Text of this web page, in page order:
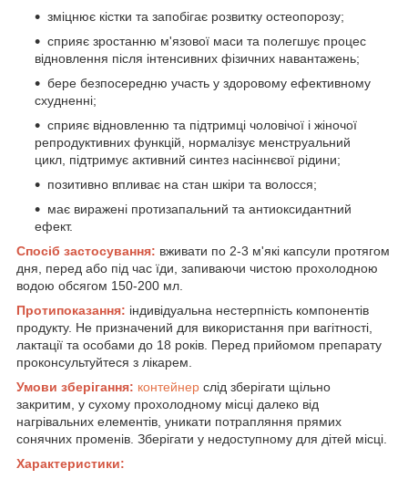
зміцнює кістки та запобігає розвитку остеопорозу;
сприяє зростанню м'язової маси та полегшує процес
відновлення після інтенсивних фізичних навантажень;
бере безпосередню участь у здоровому ефективному
схудненні;
сприяє відновленню та підтримці чоловічої і жіночої
репродуктивних функцій, нормалізує менструальний
цикл, підтримує активний синтез насіннєвої рідини;
позитивно впливає на стан шкіри та волосся;
має виражені протизапальний та антиоксидантний
ефект.
Спосіб застосування: вживати по 2-3 м'які капсули протягом
дня, перед або під час їди, запиваючи чистою прохолодною
водою обсягом 150-200 мл.
Протипоказання: індивідуальна нестерпність компонентів
продукту. Не призначений для використання при вагітності,
лактації та особами до 18 років. Перед прийомом препарату
проконсультуйтеся з лікарем.
Умови зберігання: контейнер слід зберігати щільно
закритим, у сухому прохолодному місці далеко від
нагрівальних елементів, уникати потрапляння прямих
сонячних променів. Зберігати у недоступному для дітей місці.
Характеристики: